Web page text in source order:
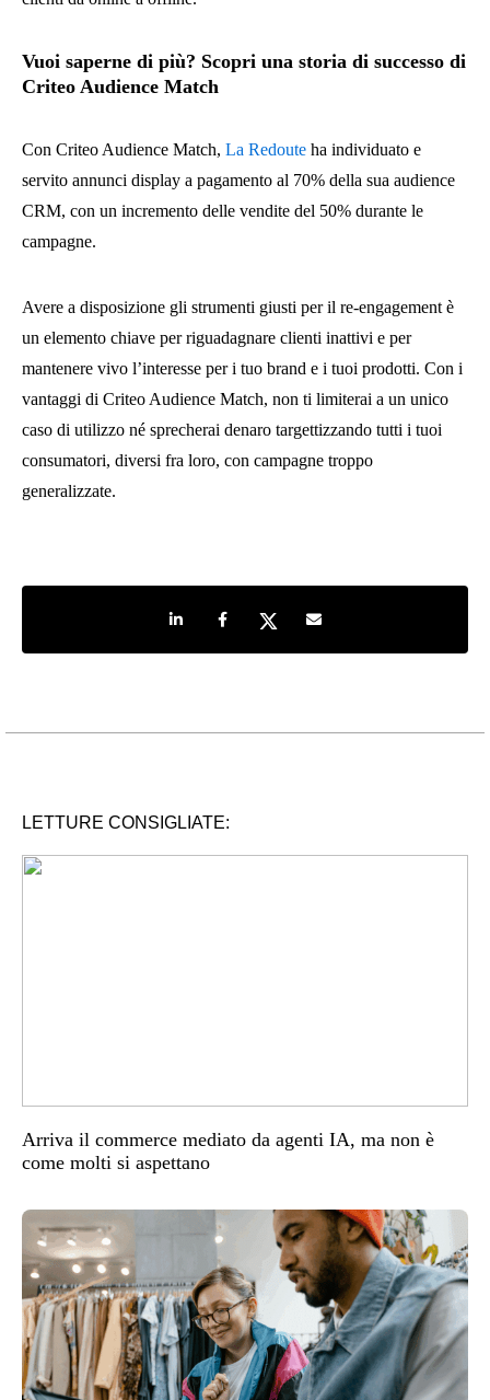
Vuoi saperne di più? Scopri una storia di successo di
Criteo Audience Match
Con Criteo Audience Match, La Redoute ha individuato e
servito annunci display a pagamento al 70% della sua audience
CRM, con un incremento delle vendite del 50% durante le
campagne.
Avere a disposizione gli strumenti giusti per il re-engagement è
un elemento chiave per riguadagnare clienti inattivi e per
mantenere vivo l’interesse per i tuo brand e i tuoi prodotti. Con i
vantaggi di Criteo Audience Match, non ti limiterai a un unico
caso di utilizzo né sprecherai denaro targettizzando tutti i tuoi
consumatori, diversi fra loro, con campagne troppo
generalizzate.
Share on LinkedIn
Share on Facebook
Share on TwitterShare by e-mail
LETTURE CONSIGLIATE:
Arriva il commerce mediato da agenti IA, ma non è
come molti si aspettano